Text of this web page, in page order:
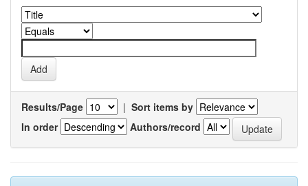
Results/Page | Sort items by
In order
Authors/record